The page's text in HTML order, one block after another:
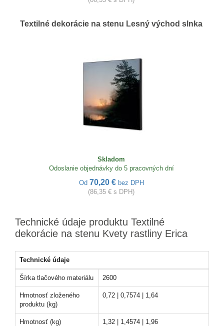
Textilné dekorácie na stenu Lesný východ slnka
Skladom
Odoslanie objednávky do 5 pracovných dní
Od 70,20 € bez DPH
(86,35 € s DPH)
Technické údaje produktu Textilné
dekorácie na stenu Kvety rastliny Erica
Technické údaje
Šírka tlačového materiálu 2600
Hmotnosť zloženého
produktu (kg)
0,72 | 0,7574 | 1,64
Hmotnosť (kg) 1,32 | 1,4574 | 1,96